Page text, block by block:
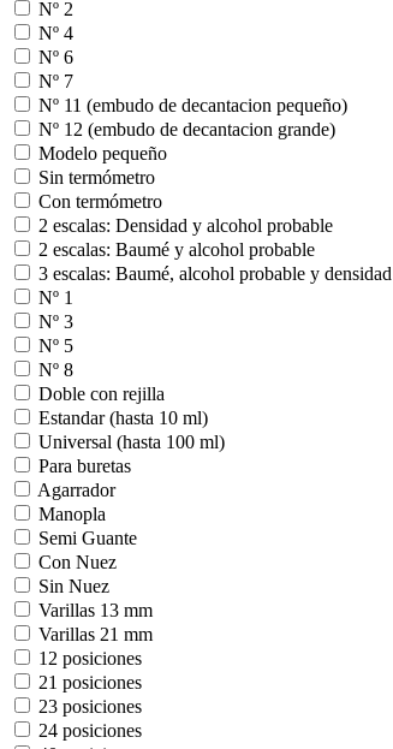
Nº 2
Nº 4
Nº 6
Nº 7
Nº 11 (embudo de decantacion pequeño)
Nº 12 (embudo de decantacion grande)
Modelo pequeño
Sin termómetro
Con termómetro
2 escalas: Densidad y alcohol probable
2 escalas: Baumé y alcohol probable
3 escalas: Baumé, alcohol probable y densidad
Nº 1
Nº 3
Nº 5
Nº 8
Doble con rejilla
Estandar (hasta 10 ml)
Universal (hasta 100 ml)
Para buretas
Agarrador
Manopla
Semi Guante
Con Nuez
Sin Nuez
Varillas 13 mm
Varillas 21 mm
12 posiciones
21 posiciones
23 posiciones
24 posiciones